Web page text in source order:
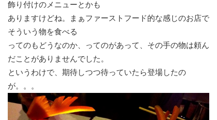
飾り付けのメニューとかも
ありますけどね。まぁファーストフード的な感じのお店で
そういう物を食べる
ってのもどうなのか、ってのがあって、その手の物は頼ん
だことがありませんでした。
というわけで、期待しつつ待っていたら登場したの
が。。。